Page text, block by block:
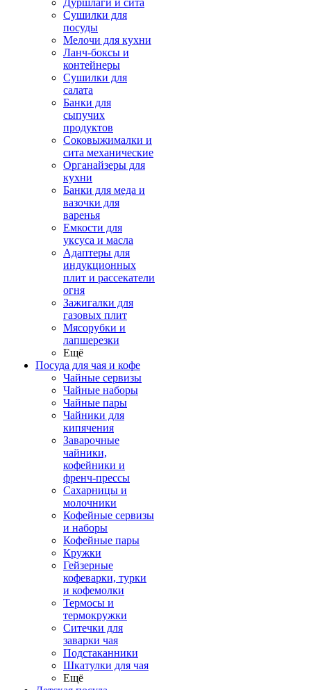
Дуршлаги и сита
Сушилки для
посуды
Мелочи для кухни
Ланч-боксы и
контейнеры
Сушилки для
салата
Банки для
сыпучих
продуктов
Соковыжималки и
сита механические
Органайзеры для
кухни
Банки для меда и
вазочки для
варенья
Емкости для
уксуса и масла
Адаптеры для
индукционных
плит и рассекатели
огня
Зажигалки для
газовых плит
Мясорубки и
лапшерезки
Ещё
Посуда для чая и кофе
Чайные сервизы
Чайные наборы
Чайные пары
Чайники для
кипячения
Заварочные
чайники,
кофейники и
френч-прессы
Сахарницы и
молочники
Кофейные сервизы
и наборы
Кофейные пары
Кружки
Гейзерные
кофеварки, турки
и кофемолки
Термосы и
термокружки
Ситечки для
заварки чая
Подстаканники
Шкатулки для чая
Ещё